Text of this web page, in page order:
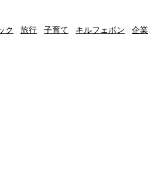
ク 旅行 子育て キルフェボン 企業